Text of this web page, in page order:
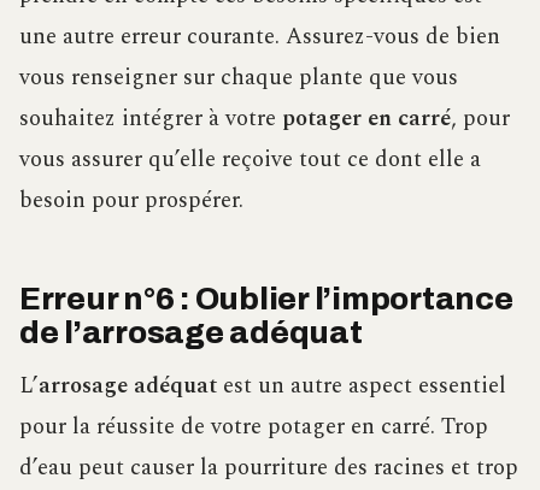
une autre erreur courante. Assurez-vous de bien
vous renseigner sur chaque plante que vous
souhaitez intégrer à votre potager en carré, pour
vous assurer qu’elle reçoive tout ce dont elle a
besoin pour prospérer.
Erreur n°6 : Oublier l’importance
de l’arrosage adéquat
L’arrosage adéquat est un autre aspect essentiel
pour la réussite de votre potager en carré. Trop
d’eau peut causer la pourriture des racines et trop